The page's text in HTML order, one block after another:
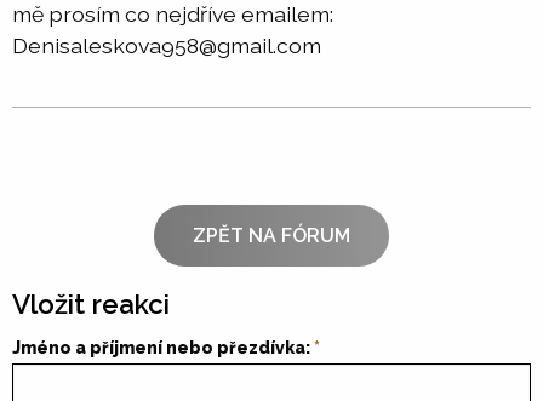
mě prosím co nejdříve emailem:
Denisaleskova958@gmail.com
ZPĚT NA FÓRUM
Vložit reakci
Jméno a příjmení nebo přezdívka: